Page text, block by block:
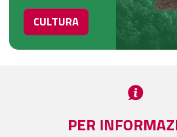
CULTURA
PER